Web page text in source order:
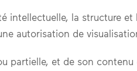
intellectuelle, la structure
autorisation de
partielle, et de son